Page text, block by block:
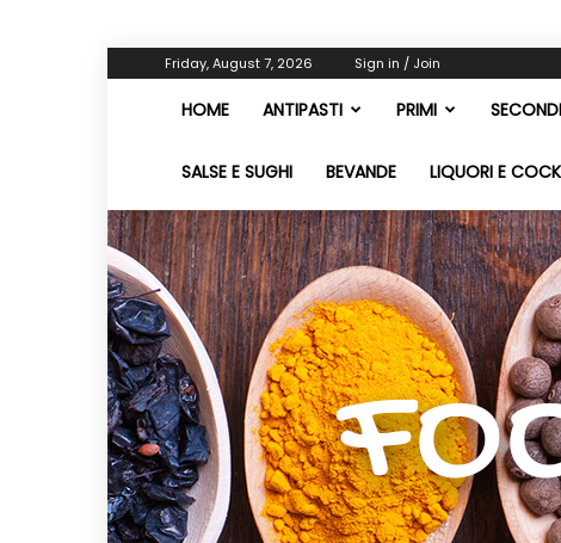
Friday, August 7, 2026 Sign in / Join
HOME ANTIPASTI PRIMI SECONDI
SALSE E SUGHI BEVANDE LIQUORI E